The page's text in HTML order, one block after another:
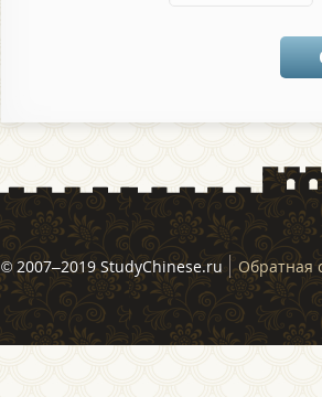
© 2007–2019 StudyChinese.ru Обратная